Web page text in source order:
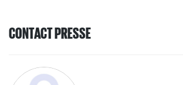
CONTACT PRESSE